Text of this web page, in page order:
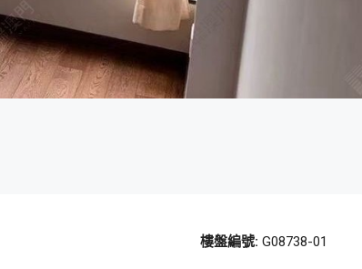
樓盤編號: G08738-01